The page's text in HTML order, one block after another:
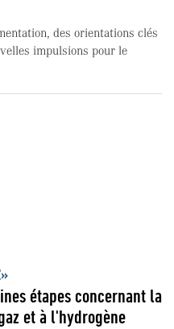
des orientations clés
impulsions pour le
étapes concernant la
et à l'hydrogène